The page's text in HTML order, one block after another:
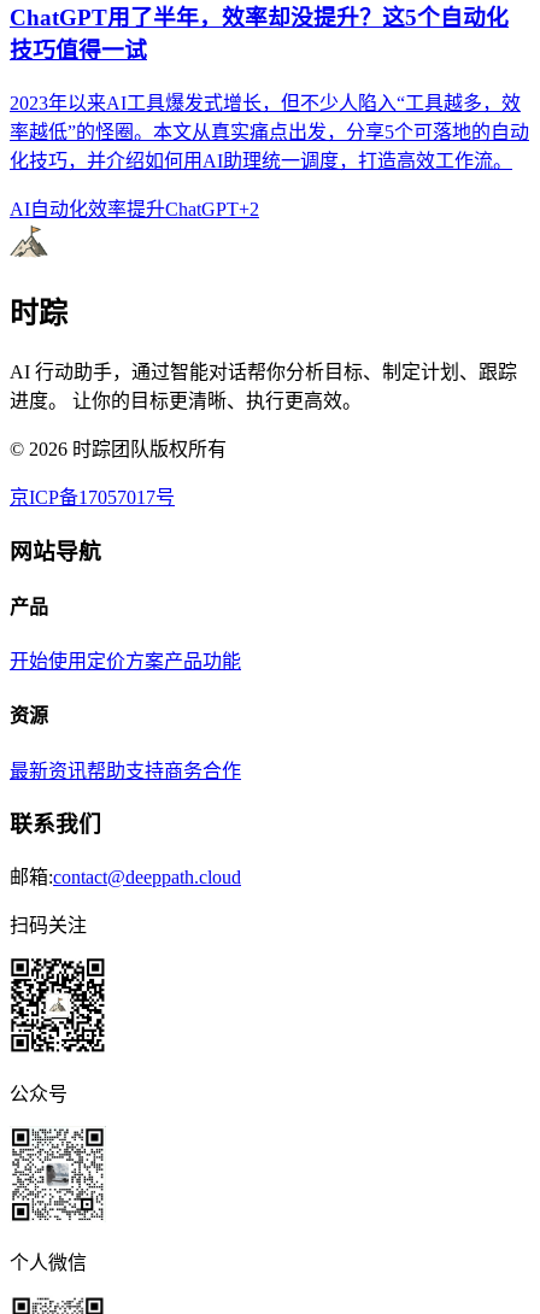
ChatGPT用了半年，效率却没提升？这5个自动化
技巧值得一试
2023年以来AI工具爆发式增长，但不少人陷入“工具越多，效
率越低”的怪圈。本文从真实痛点出发，分享5个可落地的自动
化技巧，并介绍如何用AI助理统一调度，打造高效工作流。
AI自动化效率提升ChatGPT+2
时踪
AI 行动助手，通过智能对话帮你分析目标、制定计划、跟踪
进度。 让你的目标更清晰、执行更高效。
© 2026 时踪团队版权所有
京ICP备17057017号
网站导航
产品
开始使用 定价方案产品功能
资源
最新资讯帮助支持商务合作
联系我们
邮箱:contact@deeppath.cloud
扫码关注
公众号
个人微信